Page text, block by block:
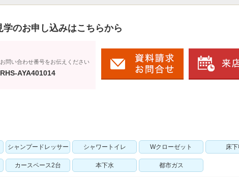
のお申し込みはこちらから
お問い合わせ番号をお伝えください
RHS-AYA401014
シャンプードレッサー シャワートイレ Wクローゼット 床
カースペース2台 本下水 都市ガス